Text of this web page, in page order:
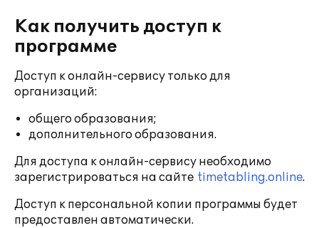
Как получить доступ к
программе
Доступ к онлайн-сервису только для
организаций:
общего образования;
дополнительного образования.
Для доступа к онлайн-сервису необходимо
зарегистрироваться на сайте timetabling.online.
Доступ к персональной копии программы будет
предоставлен автоматически.